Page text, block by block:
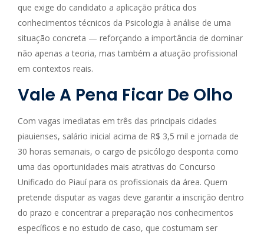
que exige do candidato a aplicação prática dos
conhecimentos técnicos da Psicologia à análise de uma
situação concreta — reforçando a importância de dominar
não apenas a teoria, mas também a atuação profissional
em contextos reais.
Vale A Pena Ficar De Olho
Com vagas imediatas em três das principais cidades
piauienses, salário inicial acima de R$ 3,5 mil e jornada de
30 horas semanais, o cargo de psicólogo desponta como
uma das oportunidades mais atrativas do Concurso
Unificado do Piauí para os profissionais da área. Quem
pretende disputar as vagas deve garantir a inscrição dentro
do prazo e concentrar a preparação nos conhecimentos
específicos e no estudo de caso, que costumam ser